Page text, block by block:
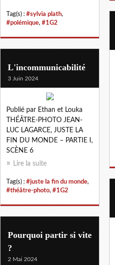
Tag(s) : #sylvia plath,
#polémique, #1G2
L'incommunicabilité
3 Juin 2024
Publié par Ethan et Louka
THÉÂTRE-PHOTO JEAN-
LUC LAGARCE, JUSTE LA
FIN DU MONDE – PARTIE I,
SCÈNE 6
Lire la suite
Tag(s) : #juste la fin du monde,
#théâtre-photo, #1G2
Pourquoi partir si vite
?
2 Mai 2024